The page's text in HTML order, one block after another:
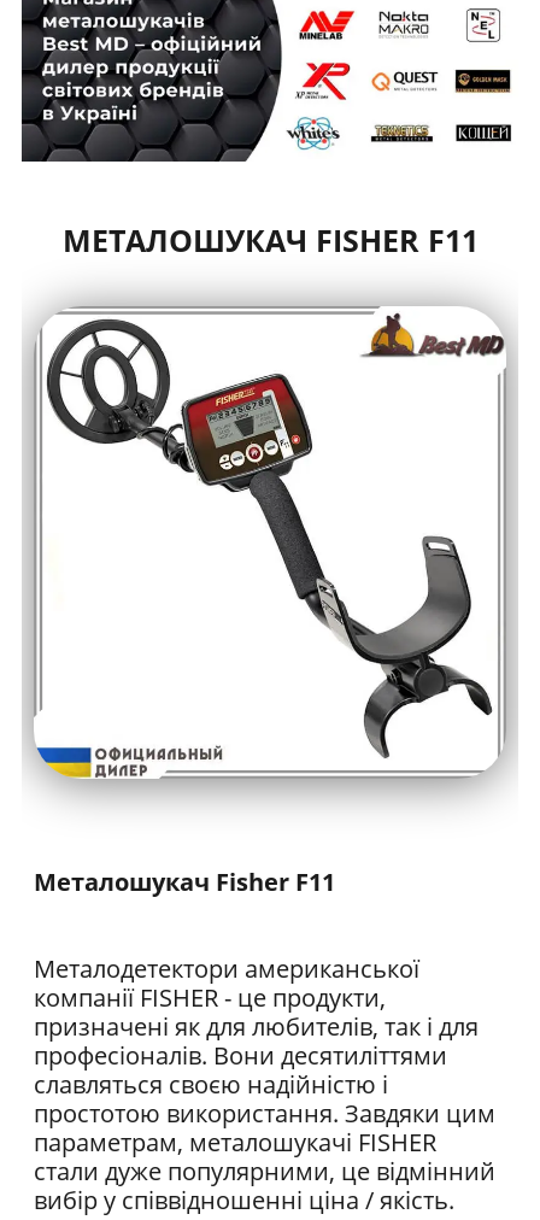
МЕТАЛОШУКАЧ FISHER F11
Металошукач Fisher F11
Металодетектори американської
компанії FISHER - це продукти,
призначені як для любителів, так і для
професіоналів. Вони десятиліттями
славляться своєю надійністю і
простотою використання. Завдяки цим
параметрам, металошукачі FISHER
стали дуже популярними, це відмінний
вибір у співвідношенні ціна / якість.